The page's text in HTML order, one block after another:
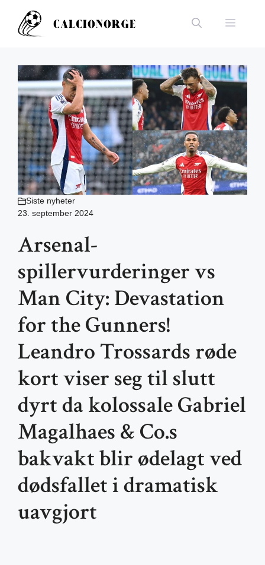
innhold
Meny
Siste nyheter
23. september 2024
Arsenal-
spillervurderinger vs
Man City: Devastation
for the Gunners!
Leandro Trossards røde
kort viser seg til slutt
dyrt da kolossale Gabriel
Magalhaes & Co.s
bakvakt blir ødelagt ved
dødsfallet i dramatisk
uavgjort